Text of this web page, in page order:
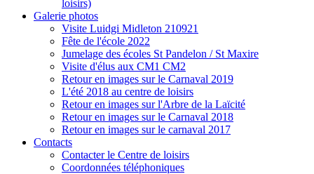
loisirs)
Galerie photos
Visite Luidgi Midleton 210921
Fête de l'école 2022
Jumelage des écoles St Pandelon / St Maxire
Visite d'élus aux CM1 CM2
Retour en images sur le Carnaval 2019
L'été 2018 au centre de loisirs
Retour en images sur l'Arbre de la Laïcité
Retour en images sur le Carnaval 2018
Retour en images sur le carnaval 2017
Contacts
Contacter le Centre de loisirs
Coordonnées téléphoniques